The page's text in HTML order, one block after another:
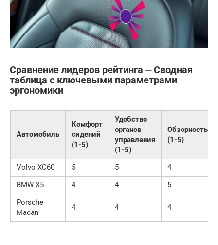
Сравнение лидеров рейтинга ⏤ Сводная
таблица с ключевыми параметрами
эргономики
Автомобиль
Комфорт
сидений
(1-5)
Удобство
органов
управления
(1-5)
Обзорность
(1-5)
Volvo XC60 5 5
4
BMW X5
4 4
5
Porsche
Macan
4 4 4